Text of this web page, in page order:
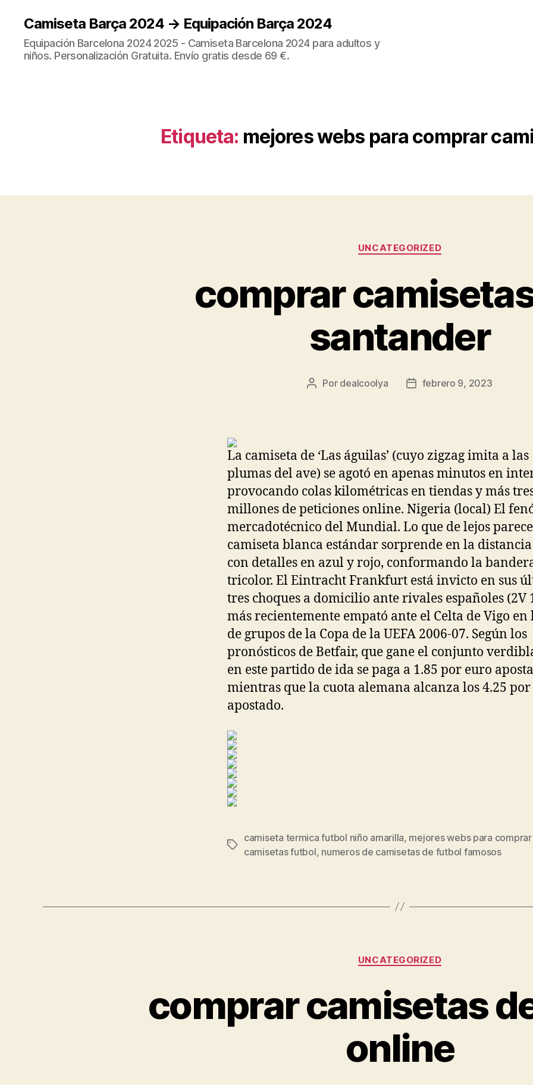
Camiseta Barça 2024 → Equipación Barça 2024
Equipación Barcelona 2024 2025 - Camiseta Barcelona 2024 para adultos y
niños. Personalización Gratuita. Envío gratis desde 69 €.
Etiqueta: mejores webs para comprar
Categorías
UNCATEGORIZED
comprar
santander
Autor
Por dealcoolya
Fechafebrero 9, 2023
La camiseta de ‘Las águilas’ (cuyo zigzag imita a las
plumas del ave) se agotó en apenas minutos en
provocando colas kilométricas en tiendas y más
millones de peticiones online. Nigeria (local) El
mercadotécnico del Mundial. Lo que de lejos
camiseta blanca estándar sorprende en la
con detalles en azul y rojo, conformando la
tricolor. El Eintracht Frankfurt está invicto en sus
tres choques a domicilio ante rivales españoles (2V
más recientemente empató ante el Celta de Vigo en
de grupos de la Copa de la UEFA 2006-07. Según los
pronósticos de Betfair, que gane el conjunto
en este partido de ida se paga a 1.85 por euro
mientras que la cuota alemana alcanza los 4.25
apostado.
Etiquetas
camiseta termica futbol niño amarilla, mejores webs para comprar
camisetas futbol, numeros de camisetas de futbol famosos
Categorías
UNCATEGORIZED
comprar camisetas
online